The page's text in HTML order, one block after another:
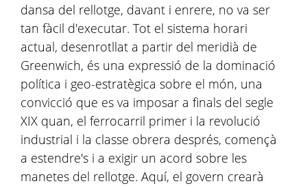
dansa del rellotge, davant i enrere, no va ser
tan fàcil d'executar. Tot el sistema horari
actual, desenrotllat a partir del meridià de
Greenwich, és una expressió de la dominació
política i geo-estratègica sobre el món, una
convicció que es va imposar a finals del segle
XIX quan, el ferrocarril primer i la revolució
industrial i la classe obrera després, començà
a estendre's i a exigir un acord sobre les
manetes del rellotge. Aquí, el govern crearà